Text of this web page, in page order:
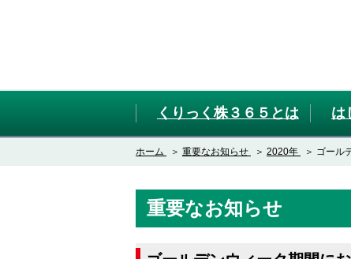
くりっく株３６５とは は
ホーム 重要なお知らせ 2020年 ゴール
重要なお知らせ